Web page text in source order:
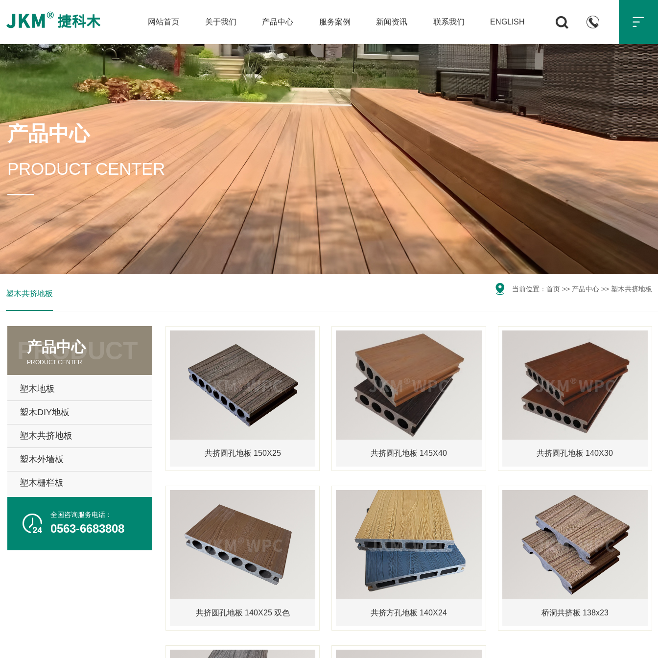
网站首页 关于我们 产品中心 服务案例 新闻资讯 联系我们 ENGLISH   
产品中心
PRODUCT CENTER
塑木共挤地板  当前位置： 首页 >> 产品中心 >> 塑木共挤地板
产品中心
PRODUCT CENTER
塑木地板
塑木DIY地板
塑木共挤地板
塑木外墙板
塑木栅栏板
 全国咨询服务电话：
0563-6683808
共挤圆孔地板 150X25 共挤圆孔地板 145X40 共挤圆孔地板 140X30
共挤圆孔地板 140X25 双色 共挤方孔地板 140X24 桥洞共挤板 138x23